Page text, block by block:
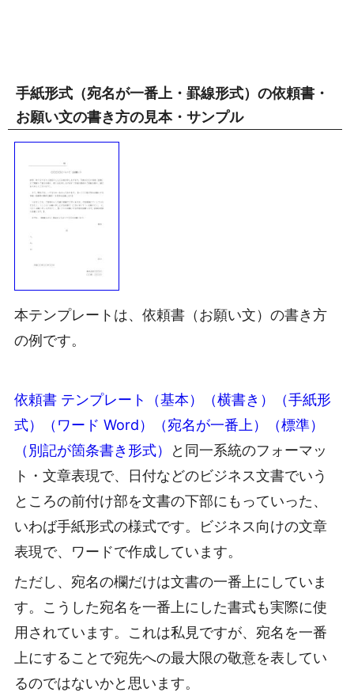
手紙形式（宛名が一番上・罫線形式）の依頼書・
お願い文の書き方の見本・サンプル
本テンプレートは、依頼書（お願い文）の書き方
の例です。
依頼書 テンプレート（基本）（横書き）（手紙形
式）（ワード Word）（宛名が一番上）（標準）
（別記が箇条書き形式）
と同一系統のフォーマッ
ト・文章表現で、日付などのビジネス文書でいう
ところの前付け部を文書の下部にもっていった、
いわば手紙形式の様式です。ビジネス向けの文章
表現で、ワードで作成しています。
ただし、宛名の欄だけは文書の一番上にしていま
す。こうした宛名を一番上にした書式も実際に使
用されています。これは私見ですが、宛名を一番
上にすることで宛先への最大限の敬意を表してい
るのではないかと思います。